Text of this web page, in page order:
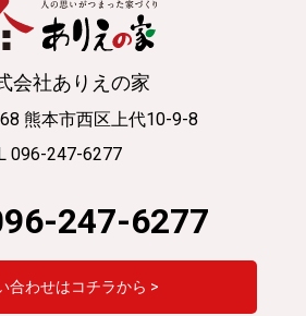
会社ありえの家
熊本市西区上代10-9-8
096-247-6277
247-6277
合わせはコチラから >